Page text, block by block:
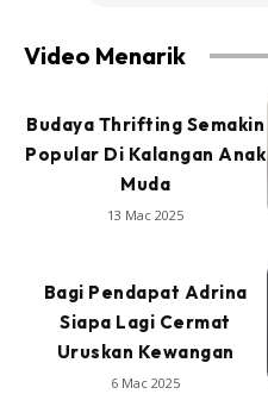
Video Menarik
Budaya Thrifting Semakin
Popular Di Kalangan Anak
Muda
13 Mac 2025
Bagi Pendapat Adrina
Siapa Lagi Cermat
Uruskan Kewangan
6 Mac 2025